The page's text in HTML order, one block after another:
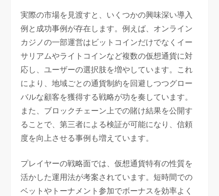
実際の市場を見渡すと、いくつかの興味深い導入
例と成功事例が存在します。例えば、オンライン
カジノの一部運営はビットコインだけでなくイー
サリアムやライトコインなど複数の仮想通貨に対
応し、ユーザーの選択肢を増やしています。これ
により、地域ごとの通貨制約を回避しつつグロー
バルな顧客を獲得する戦略が功を奏しています。
また、ブロックチェーン上での賭け結果を公開す
ることで、第三者による検証が可能になり、信頼
度を向上させる事例も増えています。
プレイヤーの戦略面では、仮想通貨特有の性質を
活かした運用法が考案されています。短時間での
ベットやトーナメント参加でボーナスを効率よく